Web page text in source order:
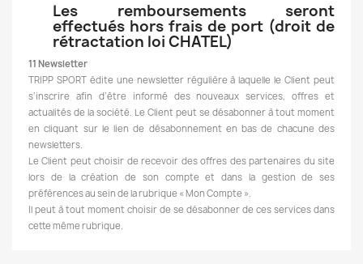
Les remboursements seront
effectués hors frais de port (droit de
rétractation loi CHATEL)
11 Newsletter
TRIPP SPORT édite une newsletter régulière à laquelle le Client peut
s’inscrire afin d’être informé des nouveaux services, offres et
actualités de la société. Le Client peut se désabonner à tout moment
en cliquant sur le lien de désabonnement en bas de chacune des
newsletters.
Le Client peut choisir de recevoir des offres des partenaires du site
lors de la création de son compte et dans la gestion de ses
préférences au sein de la rubrique « Mon Compte ».
Il peut à tout moment choisir de se désabonner de ces services dans
cette même rubrique.